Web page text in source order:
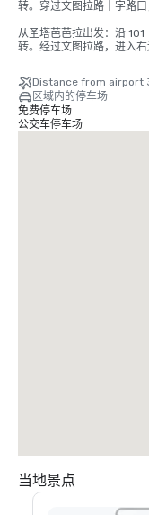
转。穿过文图拉路十字路
从圣塔芭芭拉出发：沿
转。经过文图拉路，进入右
Distance from airport
区域内的停车场
免费停车场
公交车停车场
当地景点